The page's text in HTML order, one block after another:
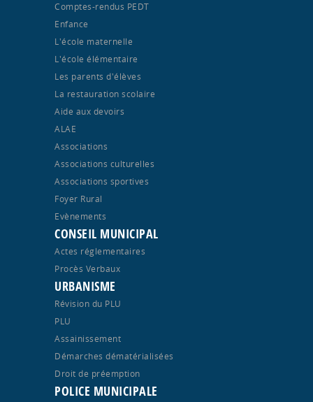
Comptes-rendus PEDT
Enfance
L'école maternelle
L'école élémentaire
Les parents d'élèves
La restauration scolaire
Aide aux devoirs
ALAE
Associations
Associations culturelles
Associations sportives
Foyer Rural
Evènements
CONSEIL MUNICIPAL
Actes réglementaires
Procès Verbaux
URBANISME
Révision du PLU
PLU
Assainissement
Démarches dématérialisées
Droit de préemption
POLICE MUNICIPALE